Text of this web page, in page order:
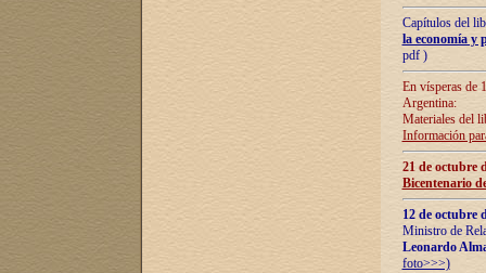
Capítulos del
la economía y
pdf )
En vísperas de
Argentina:
Materiales del
Información
21 de octubre
Bicentenario
12 de octubre
Ministro de
Leonardo
foto>>>)